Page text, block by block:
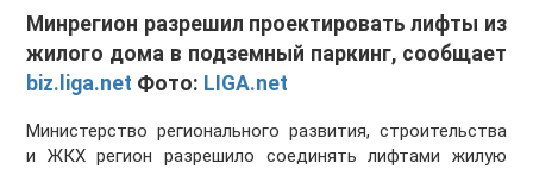
Минрегион разрешил проектировать лифты из
жилого дома в подземный паркинг, сообщает
biz.liga.net Фото: LIGA.net
Министерство регионального развития, строительства
и ЖКХ регион разрешило соединять лифтами жилую